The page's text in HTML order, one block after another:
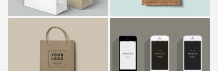
Umbrella Design Williams Studio